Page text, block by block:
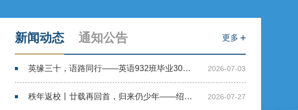
新闻动态 通知公告 更多
英缘三十，语路同行——英语932班毕业30周年重返母校 2026-07-03
秩年返校丨廿载再回首，归来仍少年——绍兴大学医学检验2006届毕业20周年重返母校 2026-07-27